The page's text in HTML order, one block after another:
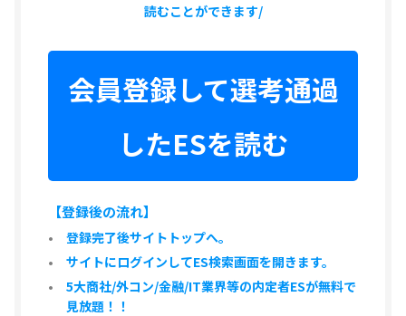
読むことができます/
会員登録して選考通過
したESを読む
【登録後の流れ】
登録完了後サイトトップへ。
サイトにログインしてES検索画面を開きます。
5大商社/外コン/金融/IT業界等の内定者ESが無料で
見放題！！